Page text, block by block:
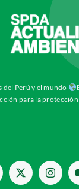
del Perú y el mundo
para la